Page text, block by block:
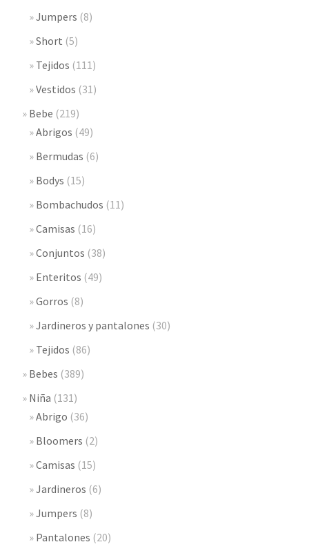
Jumpers (8)
Short (5)
Tejidos (111)
Vestidos (31)
Bebe (219)
Abrigos (49)
Bermudas (6)
Bodys (15)
Bombachudos (11)
Camisas (16)
Conjuntos (38)
Enteritos (49)
Gorros (8)
Jardineros y pantalones (30)
Tejidos (86)
Bebes (389)
Niña (131)
Abrigo (36)
Bloomers (2)
Camisas (15)
Jardineros (6)
Jumpers (8)
Pantalones (20)